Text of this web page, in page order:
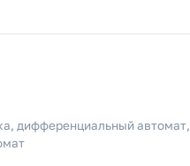
дифференциальный автомат,